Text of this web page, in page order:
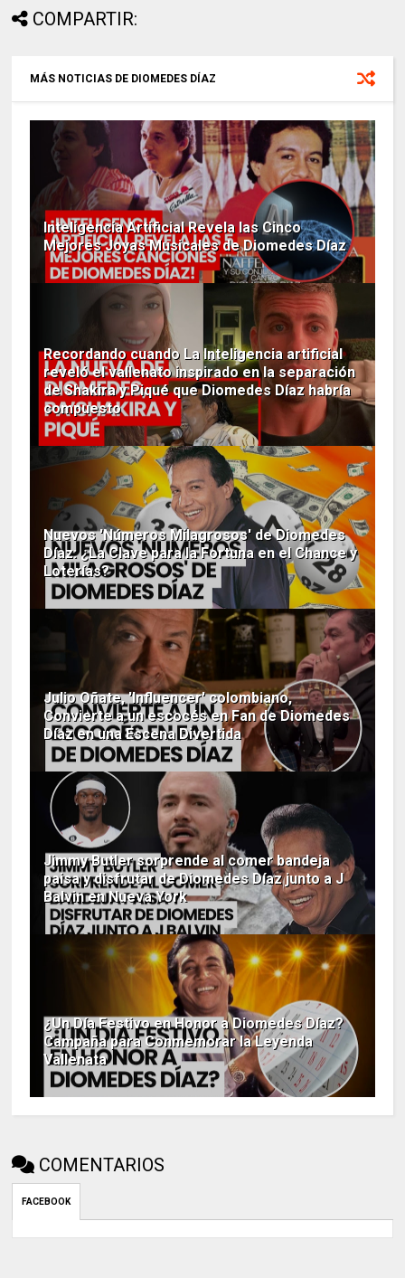
COMPARTIR:
MÁS NOTICIAS DE DIOMEDES DÍAZ
Inteligencia Artificial Revela las Cinco
Mejores Joyas Musicales de Diomedes Díaz
Recordando cuando La Inteligencia artificial
reveló el vallenato inspirado en la separación
de Shakira y Piqué que Diomedes Díaz habría
compuesto
Nuevos 'Números Milagrosos' de Diomedes
Díaz: ¿La Clave para la Fortuna en el Chance y
Loterías?
Julio Oñate, 'Influencer' colombiano,
Convierte a un escocés en Fan de Diomedes
Díaz en una Escena Divertida
Jimmy Butler sorprende al comer bandeja
paisa y disfrutar de Diomedes Díaz junto a J
Balvin en Nueva York
¿Un Día Festivo en Honor a Diomedes Díaz?
Campaña para Conmemorar la Leyenda
Vallenata
COMENTARIOS
FACEBOOK